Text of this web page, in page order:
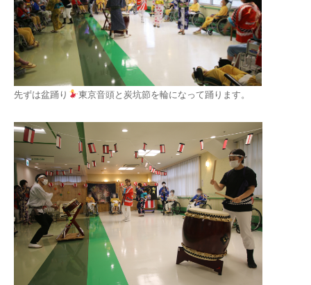
先ずは盆踊り 東京音頭と炭坑節を輪になって踊ります。
サイトマップ